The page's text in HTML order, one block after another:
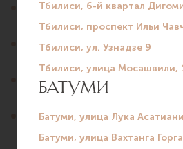
2015-2016 — страховая
ассистент семейного врача.
2018-2019 — клиника
ассистент дерматовенеролога.
2019 — Организационная
дерматолог-косметолог,
2019-2022 — Millennium
дерматолог-косметолог.